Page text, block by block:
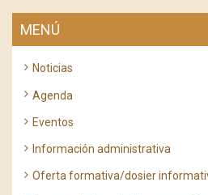
MENÚ
Noticias
Agenda
Eventos
Información administrativa
Oferta formativa/dosier